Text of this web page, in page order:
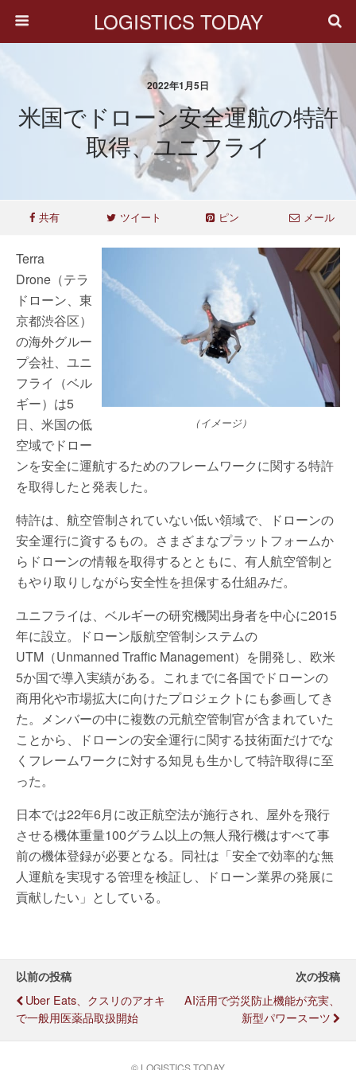
LOGISTICS TODAY
2022年1月5日
米国でドローン安全運航の特許
取得、ユニフライ
共有 ツイート ピン メール
（イメージ）
Terra
Drone（テラ
ドローン、東
京都渋谷区）
の海外グルー
プ会社、ユニ
フライ（ベル
ギー）は5
日、米国の低
空域でドロー
ンを安全に運航するためのフレームワークに関する特許
を取得したと発表した。
特許は、航空管制されていない低い領域で、ドローンの
安全運行に資するもの。さまざまなプラットフォームか
らドローンの情報を取得するとともに、有人航空管制と
もやり取りしながら安全性を担保する仕組みだ。
ユニフライは、ベルギーの研究機関出身者を中心に2015
年に設立。ドローン版航空管制システムの
UTM（Unmanned Traffic Management）を開発し、欧米
5か国で導入実績がある。これまでに各国でドローンの
商用化や市場拡大に向けたプロジェクトにも参画してき
た。メンバーの中に複数の元航空管制官が含まれていた
ことから、ドローンの安全運行に関する技術面だけでな
くフレームワークに対する知見も生かして特許取得に至
った。
日本では22年6月に改正航空法が施行され、屋外を飛行
させる機体重量100グラム以上の無人飛行機はすべて事
前の機体登録が必要となる。同社は「安全で効率的な無
人運航を実現する管理を検証し、ドローン業界の発展に
貢献したい」としている。
以前の投稿
Uber Eats、クスリのアオキ
で一般用医薬品取扱開始
次の投稿
AI活用で労災防止機能が充実、
新型パワースーツ
© LOGISTICS TODAY